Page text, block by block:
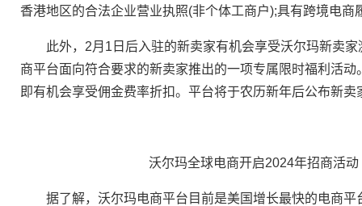
香港地区的合法企业营业执照(非个体工商户);具有跨境电商
此外，2月1日后入驻的新卖家有机会享受沃尔玛新卖家
商平台面向符合要求的新卖家推出的一项专属限时福利活
即有机会享受佣金费率折扣。平台将于农历新年后公布新
沃尔玛全球电商开启2024年招商活
据了解，沃尔玛电商平台目前是美国增长最快的电商平